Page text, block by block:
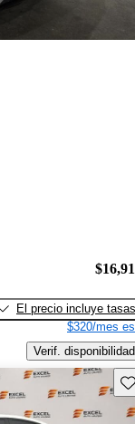
El precio incluye tasas
$320/mes
Verif. disponibilidad